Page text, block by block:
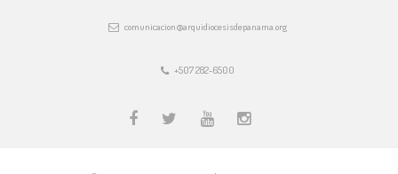
comunicacion@arquidiocesisdepanama.org
+507 282-6500